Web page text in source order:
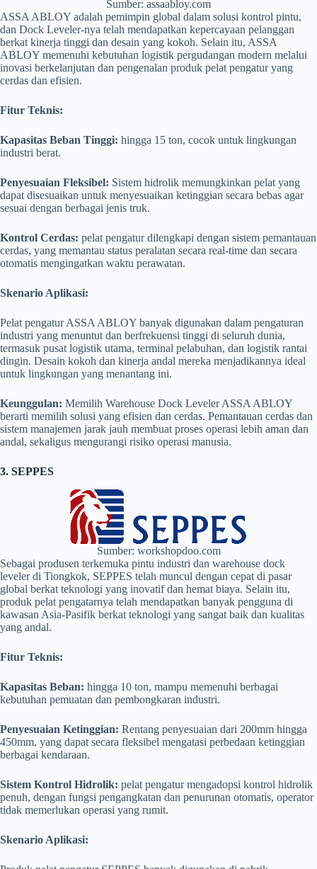
Sumber: assaabloy.com
ASSA ABLOY adalah pemimpin global dalam solusi kontrol pintu,
dan Dock Leveler-nya telah mendapatkan kepercayaan pelanggan
berkat kinerja tinggi dan desain yang kokoh. Selain itu, ASSA
ABLOY memenuhi kebutuhan logistik pergudangan modern melalui
inovasi berkelanjutan dan pengenalan produk pelat pengatur yang
cerdas dan efisien.
Fitur Teknis:
Kapasitas Beban Tinggi: hingga 15 ton, cocok untuk lingkungan
industri berat.
Penyesuaian Fleksibel: Sistem hidrolik memungkinkan pelat yang
dapat disesuaikan untuk menyesuaikan ketinggian secara bebas agar
sesuai dengan berbagai jenis truk.
Kontrol Cerdas: pelat pengatur dilengkapi dengan sistem pemantauan
cerdas, yang memantau status peralatan secara real-time dan secara
otomatis mengingatkan waktu perawatan.
Skenario Aplikasi:
Pelat pengatur ASSA ABLOY banyak digunakan dalam pengaturan
industri yang menuntut dan berfrekuensi tinggi di seluruh dunia,
termasuk pusat logistik utama, terminal pelabuhan, dan logistik rantai
dingin. Desain kokoh dan kinerja andal mereka menjadikannya ideal
untuk lingkungan yang menantang ini.
Keunggulan: Memilih Warehouse Dock Leveler ASSA ABLOY
berarti memilih solusi yang efisien dan cerdas. Pemantauan cerdas dan
sistem manajemen jarak jauh membuat proses operasi lebih aman dan
andal, sekaligus mengurangi risiko operasi manusia.
3. SEPPES
Sumber: workshopdoo.com
Sebagai produsen terkemuka pintu industri dan warehouse dock
leveler di Tiongkok, SEPPES telah muncul dengan cepat di pasar
global berkat teknologi yang inovatif dan hemat biaya. Selain itu,
produk pelat pengatarnya telah mendapatkan banyak pengguna di
kawasan Asia-Pasifik berkat teknologi yang sangat baik dan kualitas
yang andal.
Fitur Teknis:
Kapasitas Beban: hingga 10 ton, mampu memenuhi berbagai
kebutuhan pemuatan dan pembongkaran industri.
Penyesuaian Ketinggian: Rentang penyesuaian dari 200mm hingga
450mm, yang dapat secara fleksibel mengatasi perbedaan ketinggian
berbagai kendaraan.
Sistem Kontrol Hidrolik: pelat pengatur mengadopsi kontrol hidrolik
penuh, dengan fungsi pengangkatan dan penurunan otomatis, operator
tidak memerlukan operasi yang rumit.
Skenario Aplikasi: